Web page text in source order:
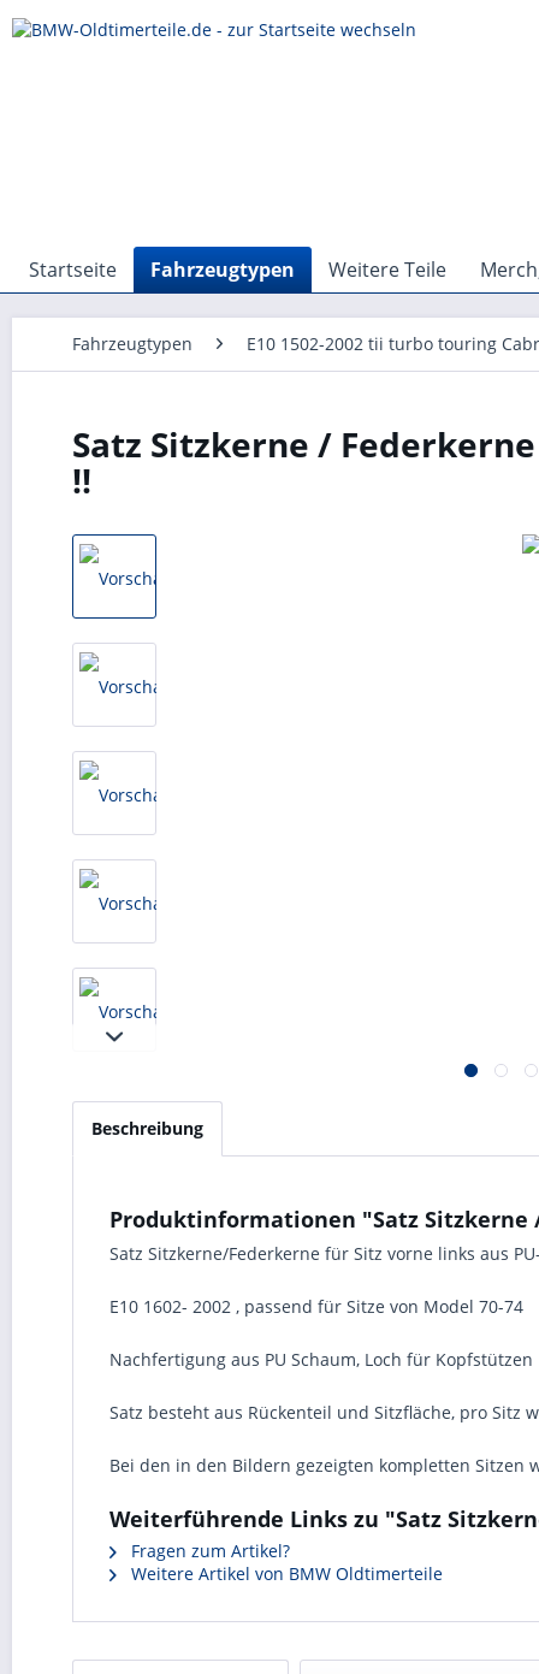
Startseite Fahrzeugtypen Weitere Teile
Fahrzeugtypen E10 1502-2002 tii turbo touring
Satz Sitzkerne /
!!
Beschreibung
Produktinformationen "Satz Sitzkerne
Satz Sitzkerne/Federkerne für Sitz vorne links aus
E10 1602- 2002 , passend für Sitze von Model 70-74
Nachfertigung aus PU Schaum, Loch für
Satz besteht aus Rückenteil und Sitzfläche, pro Sitz
Bei den in den Bildern gezeigten kompletten Sitzen
Weiterführende Links zu "Satz
Fragen zum Artikel?
Weitere Artikel von BMW Oldtimerteile